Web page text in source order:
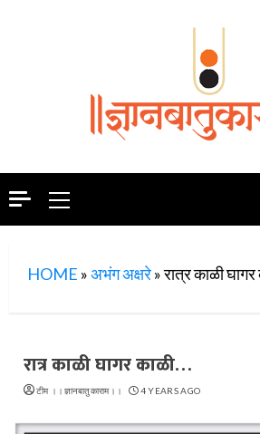
Primary
Menu
HOME »अभंग अक्षरे»रात्र काळी
रात्र काळी घागर काळी…
टीम ।।ज्ञानबातुकाराम।। 4 YEARS AGO